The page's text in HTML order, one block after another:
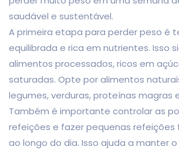
saudável e sustentável.
A primeira etapa para perder peso é
equilibrada e rica em nutrientes. Isso
alimentos processados, ricos em
saturadas. Opte por alimentos
legumes, verduras, proteínas magras
Também é importante controlar as
refeições e fazer pequenas
ao longo do dia. Isso ajuda a manter